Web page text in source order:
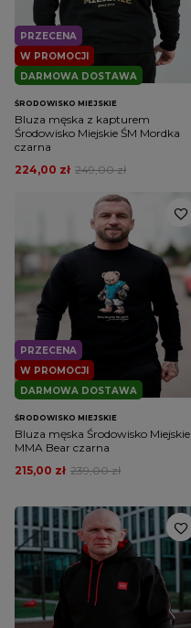
W PROMOCJI
PRZECENA
DARMOWA DOSTAWA
ŚRODOWISKO MIEJSKIE
Bluza męska z kapturem
Środowisko Miejskie ŚM Mordka
czarna
249,00 zł
224,00 zł
W PROMOCJI
PRZECENA
DARMOWA DOSTAWA
ŚRODOWISKO MIEJSKIE
Bluza męska Środowisko Miejskie
MMA Bear czarna
239,00 zł
215,00 zł